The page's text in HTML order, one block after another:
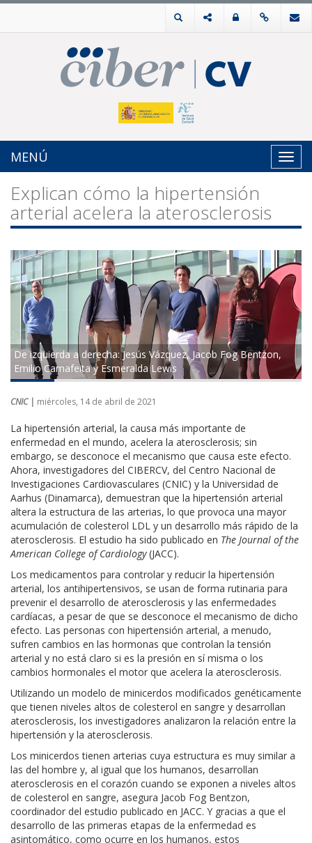
MENÚ
Explican cómo la hipertensión
arterial acelera la aterosclerosis
De izquierda a derecha: Jesús Vázquez, Jacob Fog Bentzon,
Emilio Camafeita y Esmeralda Lewis
CNIC | miércoles, 14 de abril de 2021
La hipertensión arterial, la causa más importante de
enfermedad en el mundo, acelera la aterosclerosis; sin
embargo, se desconoce el mecanismo que causa este efecto.
Ahora, investigadores del CIBERCV, del Centro Nacional de
Investigaciones Cardiovasculares (CNIC) y la Universidad de
Aarhus (Dinamarca), demuestran que la hipertensión arterial
altera la estructura de las arterias, lo que provoca una mayor
acumulación de colesterol LDL y un desarrollo más rápido de la
aterosclerosis. El estudio ha sido publicado en The Journal of the
American College of Cardiology(JACC).
Los medicamentos para controlar y reducir la hipertensión
arterial, los antihipertensivos, se usan de forma rutinaria para
prevenir el desarrollo de aterosclerosis y las enfermedades
cardíacas, a pesar de que se desconoce el mecanismo de dicho
efecto. Las personas con hipertensión arterial, a menudo,
sufren cambios en las hormonas que controlan la tensión
arterial y no está claro si es la presión en sí misma o los
cambios hormonales el motor que acelera la aterosclerosis.
Utilizando un modelo de minicerdos modificados genéticamente
que tienen niveles altos de colesterol en sangre y desarrollan
aterosclerosis, los investigadores analizaron la relación entre la
hipertensión y la aterosclerosis.
Los minicerdos tienen arterias cuya estructura es muy similar a
las del hombre y, al igual que los humanos, desarrollan
aterosclerosis en el corazón cuando se exponen a niveles altos
de colesterol en sangre, asegura Jacob Fog Bentzon,
coordinador del estudio publicado en JACC. Y gracias a que el
desarrollo de las primeras etapas de la enfermedad es
asintomático, como ocurre en los humanos, estos